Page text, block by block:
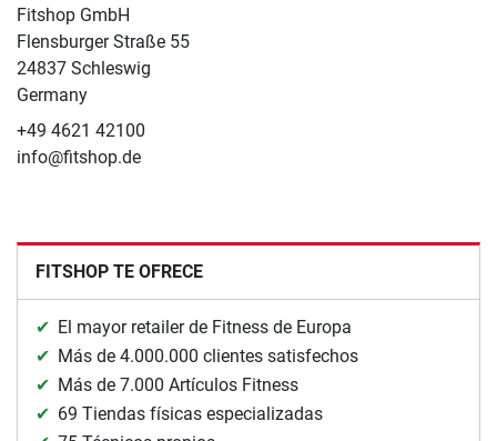
Fitshop GmbH
Flensburger Straße 55
24837 Schleswig
Germany
+49 4621 42100
info@fitshop.de
FITSHOP TE OFRECE
El mayor retailer de Fitness de Europa
Más de 4.000.000 clientes satisfechos
Más de 7.000 Artículos Fitness
69 Tiendas físicas especializadas